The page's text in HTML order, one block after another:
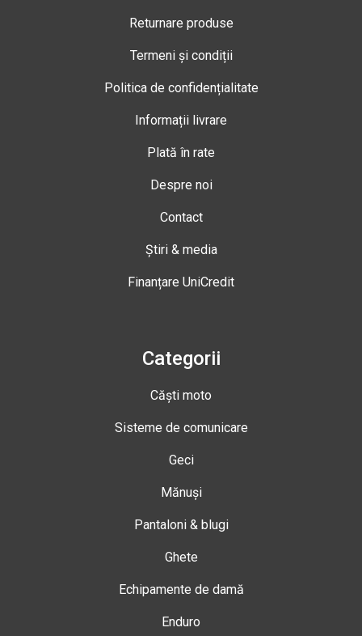
Returnare produse
Termeni și condiții
Politica de confidențialitate
Informații livrare
Plată în rate
Despre noi
Contact
Știri & media
Finanțare UniCredit
Categorii
Căști moto
Sisteme de comunicare
Geci
Mănuși
Pantaloni & blugi
Ghete
Echipamente de damă
Enduro